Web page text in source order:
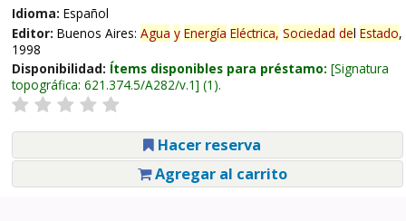
Idioma: Español
Editor: Buenos Aires: Agua y Energía Eléctrica, Sociedad del Estado,
1998
Disponibilidad: Ítems disponibles para préstamo: Signatura
topográfica: 621.374.5/A282/v.1 (1).
Hacer reserva
Agregar al carrito